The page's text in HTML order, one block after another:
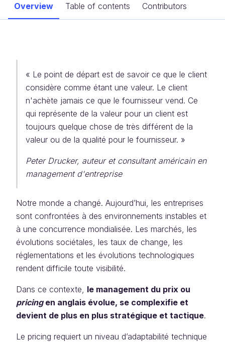
Overview Table of contents Contributors
« Le point de départ est de savoir ce que le client
considère comme étant une valeur. Le client
n'achète jamais ce que le fournisseur vend. Ce
qui représente de la valeur pour un client est
toujours quelque chose de très différent de la
valeur ou de la qualité pour le fournisseur. »
Peter Drucker, auteur et consultant américain en
management d'entreprise
Notre monde a changé. Aujourd’hui, les entreprises
sont confrontées à des environnements instables et
à une concurrence mondialisée. Les marchés, les
évolutions sociétales, les taux de change, les
réglementations et les évolutions technologiques
rendent difficile toute visibilité.
Dans ce contexte, le management du prix ou
pricingen anglais évolue, se complexifie et
devient de plus en plus stratégique et tactique.
Le pricing requiert un niveau d’adaptabilité technique